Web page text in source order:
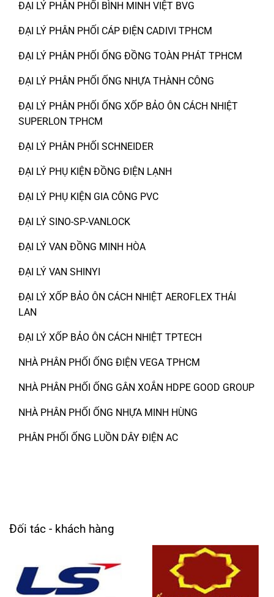
ĐẠI LÝ PHÂN PHỐI BÌNH MINH VIỆT BVG
ĐẠI LÝ PHÂN PHỐI CÁP ĐIỆN CADIVI TPHCM
ĐẠI LÝ PHÂN PHỐI ỐNG ĐỒNG TOÀN PHÁT TPHCM
ĐẠI LÝ PHÂN PHỐI ỐNG NHỰA THÀNH CÔNG
ĐẠI LÝ PHÂN PHỐI ỐNG XỐP BẢO ÔN CÁCH NHIỆT
SUPERLON TPHCM
ĐẠI LÝ PHÂN PHỐI SCHNEIDER
ĐẠI LÝ PHỤ KIỆN ĐỒNG ĐIỆN LẠNH
ĐẠI LÝ PHỤ KIỆN GIA CÔNG PVC
ĐẠI LÝ SINO-SP-VANLOCK
ĐẠI LÝ VAN ĐỒNG MINH HÒA
ĐẠI LÝ VAN SHINYI
ĐẠI LÝ XỐP BẢO ÔN CÁCH NHIỆT AEROFLEX THÁI
LAN
ĐẠI LÝ XỐP BẢO ÔN CÁCH NHIỆT TPTECH
NHÀ PHÂN PHỐI ỐNG ĐIỆN VEGA TPHCM
NHÀ PHÂN PHỐI ỐNG GÂN XOẮN HDPE GOOD GROUP
NHÀ PHÂN PHỐI ỐNG NHỰA MINH HÙNG
PHÂN PHỐI ỐNG LUỒN DÂY ĐIỆN AC
Đối tác - khách hàng